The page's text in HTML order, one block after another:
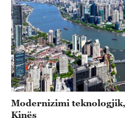
Modernizimi
Kinës